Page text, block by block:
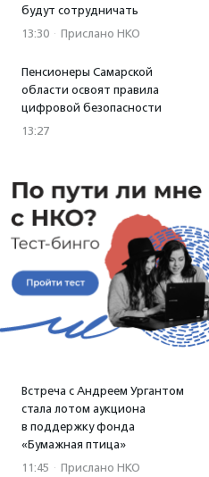
будут сотрудничать
13:30 · Прислано НКО
Пенсионеры Самарской
области освоят правила
цифровой безопасности
13:27
Встреча с Андреем Ургантом
стала лотом аукциона
в поддержку фонда
«Бумажная птица»
11:45 · Прислано НКО